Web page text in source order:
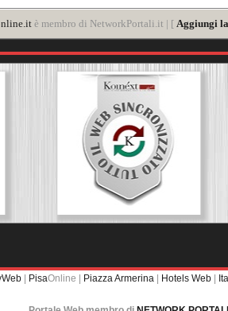
è membro di NetworkPortali.it | [ Aggiungi
| PisaOnline | Piazza Armerina | Hotels Web |